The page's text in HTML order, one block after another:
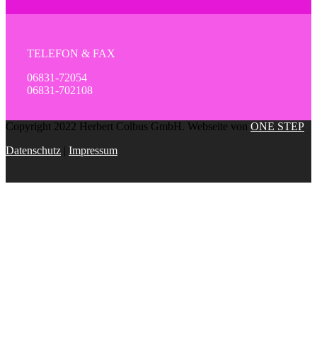
TELEFON & FAX
06831-72054
06831-702108
Copyright 2022 Herbert Colbus GmbH. Webseite von ONE STEP
Datenschutz | Impressum